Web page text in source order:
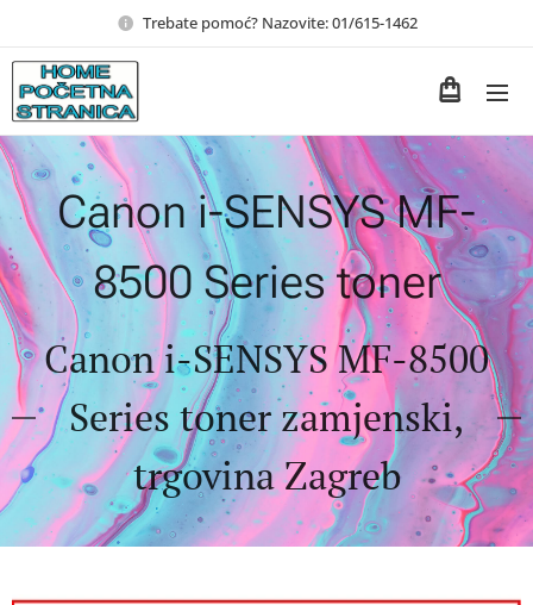
Trebate pomoć? Nazovite: 01/615-1462
Canon i-SENSYS MF-
8500 Series toner
Canon i-SENSYS MF-8500
Series toner zamjenski,
trgovina Zagreb